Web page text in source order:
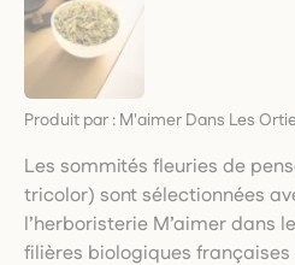
Produit par : M'aimer Dans Les
Les sommités fleuries de
tricolor) sont sélectionnées
l’herboristerie M’aimer dans
filières biologiques